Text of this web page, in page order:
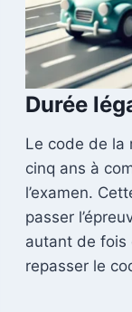
Durée
Le code de la
cinq ans à
l’examen.
passer
autant de fois
repasser le